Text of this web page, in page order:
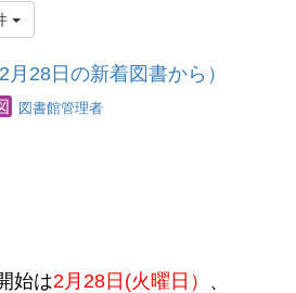
28日の新着図書から）
図書館管理者
始は2月28日(火曜日） 、